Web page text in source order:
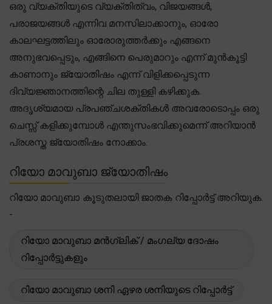
ഒരു വ്യക്തിയുടെ വ്യക്തിത്വം, വിജയങ്ങൾ,
പരാജയങ്ങൾ എന്നിവ മനസിലാക്കാനും, ഓരോ
കാലഘട്ടത്തിലും ഓരോരുത്തർക്കും എങ്ങനെ
അനുഭവപ്പെടും, എങ്ങിനെ പെരുമാറും എന്ന് മുൻകൂട്ടി
കാണാനും ജ്യോതിഷം എന്ന് വിളിക്കപ്പെടുന്ന
ദിവ്യജ്ഞാനത്തിന്റെ ചില തുള്ളി കഴിക്കുക.
അദൃശ്യമായ പ്രപഞ്ചശക്തികൾ അവരോടൊപ്പം ഒരു
ചെസ്സ് കളിക്കുമ്പോൾ എന്തുസംഭവിക്കുമെന്ന് അറിയാൻ
പ്രശസ്ത ജ്യോതിഷം നോക്കാം.
റിയോ മാവുബാ ജ്യോതിഷം
റിയോ മാവുബാ കൂടുതലായി ജാതക റിപ്പോർട്ട് അറിയുക.
-
റിയോ മാവുബാ മൻഗ്ലിക് / മംഗല്യ ദോഷം
റിപ്പോർട്ടുകളും
റിയോ മാവുബാ ശനി ഏഴര ശനിയുടെ റിപ്പോർട്ട്